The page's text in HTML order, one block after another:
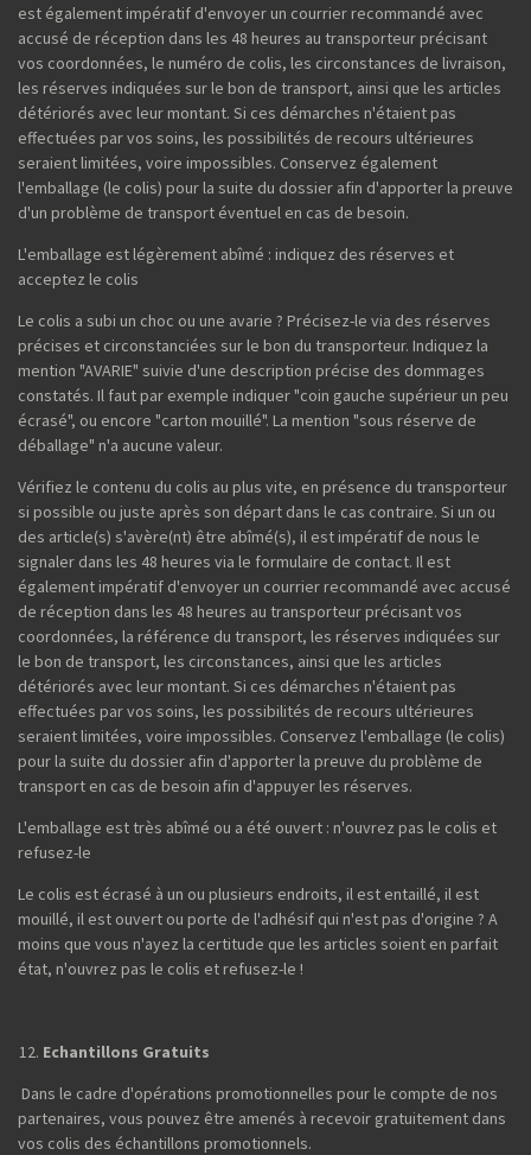
est également impératif d'envoyer un courrier recommandé avec
accusé de réception dans les 48 heures au transporteur précisant
vos coordonnées, le numéro de colis, les circonstances de livraison,
les réserves indiquées sur le bon de transport, ainsi que les articles
détériorés avec leur montant. Si ces démarches n'étaient pas
effectuées par vos soins, les possibilités de recours ultérieures
seraient limitées, voire impossibles. Conservez également
l'emballage (le colis) pour la suite du dossier afin d'apporter la preuve
d'un problème de transport éventuel en cas de besoin.
L'emballage est légèrement abîmé : indiquez des réserves et
acceptez le colis
Le colis a subi un choc ou une avarie ? Précisez-le via des réserves
précises et circonstanciées sur le bon du transporteur. Indiquez la
mention "AVARIE" suivie d'une description précise des dommages
constatés. Il faut par exemple indiquer "coin gauche supérieur un peu
écrasé", ou encore "carton mouillé". La mention "sous réserve de
déballage" n'a aucune valeur.
Vérifiez le contenu du colis au plus vite, en présence du transporteur
si possible ou juste après son départ dans le cas contraire. Si un ou
des article(s) s'avère(nt) être abîmé(s), il est impératif de nous le
signaler dans les 48 heures via le formulaire de contact. Il est
également impératif d'envoyer un courrier recommandé avec accusé
de réception dans les 48 heures au transporteur précisant vos
coordonnées, la référence du transport, les réserves indiquées sur
le bon de transport, les circonstances, ainsi que les articles
détériorés avec leur montant. Si ces démarches n'étaient pas
effectuées par vos soins, les possibilités de recours ultérieures
seraient limitées, voire impossibles. Conservez l'emballage (le colis)
pour la suite du dossier afin d'apporter la preuve du problème de
transport en cas de besoin afin d'appuyer les réserves.
L'emballage est très abîmé ou a été ouvert : n'ouvrez pas le colis et
refusez-le
Le colis est écrasé à un ou plusieurs endroits, il est entaillé, il est
mouillé, il est ouvert ou porte de l'adhésif qui n'est pas d'origine ? A
moins que vous n'ayez la certitude que les articles soient en parfait
état, n'ouvrez pas le colis et refusez-le !
Echantillons Gratuits
Dans le cadre d'opérations promotionnelles pour le compte de nos
partenaires, vous pouvez être amenés à recevoir gratuitement dans
vos colis des échantillons promotionnels.